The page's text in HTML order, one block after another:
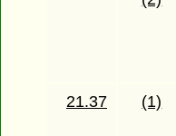
21.37
(1)